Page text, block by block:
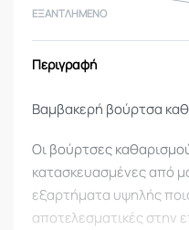
ΕΞΑΝΤΛΗΜΈΝΟ
Περιγραφή
Βαμβακερή βούρτσα
Οι βούρτσες
κατασκευασμένες από
εξαρτήματα υψηλής
αποτελεσματικές στην